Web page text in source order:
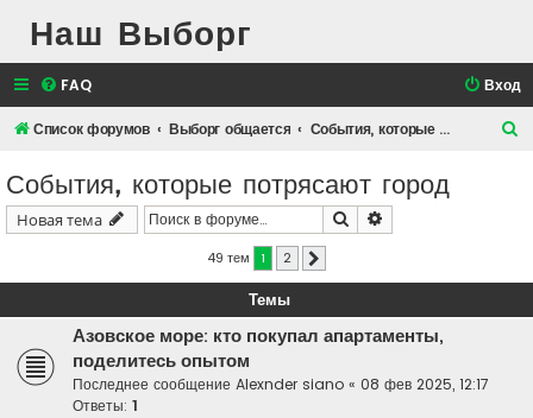
Наш Выборг
FAQ Вход
Список форумов Выборг общается События, которые потрясают город
События, которые потрясают город
Новая тема Поиск
49 тем 1 2
Темы
Азовское море: кто покупал апартаменты,
поделитесь опытом
Последнее сообщение Alexnder siano « 08 фев 2025, 12:17
Ответы: 1